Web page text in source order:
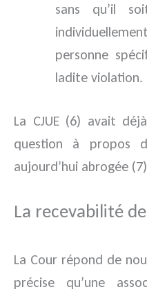
sans qu’il
personne
ladite violation.
La CJUE (6) avait
question à propos
aujourd’hui abrogée
La recevabilité
La Cour répond de
précise qu’une